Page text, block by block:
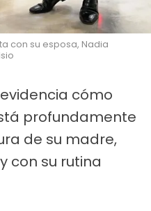
con su esposa, Nadia
cómo
profundamente
de su madre,
con su rutina